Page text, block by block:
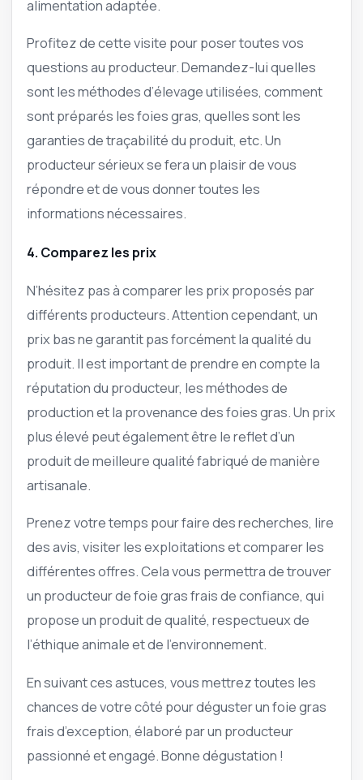
alimentation adaptée.
Profitez de cette visite pour poser toutes vos
questions au producteur. Demandez-lui quelles
sont les méthodes d’élevage utilisées, comment
sont préparés les foies gras, quelles sont les
garanties de traçabilité du produit, etc. Un
producteur sérieux se fera un plaisir de vous
répondre et de vous donner toutes les
informations nécessaires.
4. Comparez les prix
N’hésitez pas à comparer les prix proposés par
différents producteurs. Attention cependant, un
prix bas ne garantit pas forcément la qualité du
produit. Il est important de prendre en compte la
réputation du producteur, les méthodes de
production et la provenance des foies gras. Un prix
plus élevé peut également être le reflet d’un
produit de meilleure qualité fabriqué de manière
artisanale.
Prenez votre temps pour faire des recherches, lire
des avis, visiter les exploitations et comparer les
différentes offres. Cela vous permettra de trouver
un producteur de foie gras frais de confiance, qui
propose un produit de qualité, respectueux de
l’éthique animale et de l’environnement.
En suivant ces astuces, vous mettrez toutes les
chances de votre côté pour déguster un foie gras
frais d’exception, élaboré par un producteur
passionné et engagé. Bonne dégustation !